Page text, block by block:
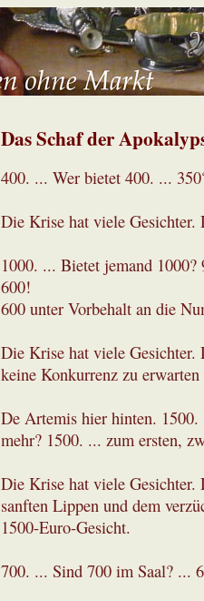
Das Schaf der
400. ... Wer bietet 400. ...
Die Krise hat viele Gesichter.
1000. ... Bietet jemand 1000?
600!
600 unter Vorbehalt an die
Die Krise hat viele
keine Konkurrenz zu
De Artemis hier hinten.
mehr? 1500. ... zum ersten,
Die Krise hat viele Gesichter.
sanften Lippen und dem
1500-Euro-Gesicht.
700. ... Sind 700 im Saal? ...